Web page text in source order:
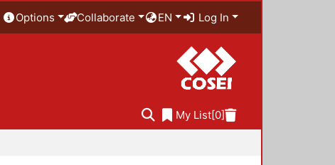
Options Collaborate EN Log In
My List[0]